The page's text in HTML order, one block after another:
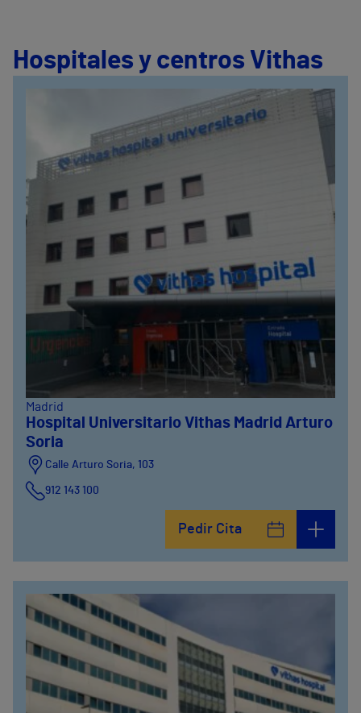
Hospitales y centros Vithas
Madrid
Hospital Universitario Vithas Madrid Arturo
Soria
Calle Arturo Soria, 103
912 143 100
912 143 100
Pedir Cita